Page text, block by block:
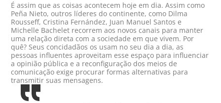
É assim que as coisas acontecem hoje em dia. Assim como
Peña Nieto, outros líderes do continente, como Dilma
Rousseff, Cristina Fernández, Juan Manuel Santos e
Michelle Bachelet recorrem aos novos canais para manter
uma relação direta com a sociedade em que vivem. Por
quê? Seus concidadãos os usam no seu dia a dia, as
pessoas influentes aproveitam esse espaço para influenciar
a opinião pública e a reconfiguração dos meios de
comunicação exige procurar formas alternativas para
transmitir suas mensagens.